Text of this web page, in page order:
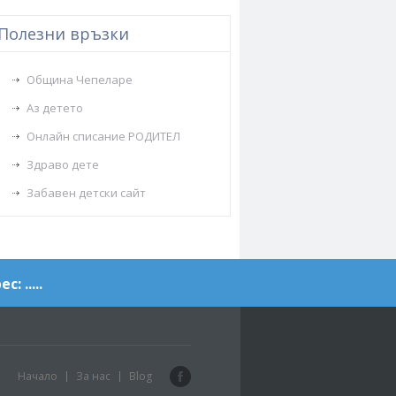
връзки
Община Чепеларе
Аз детето
Онлайн списание РОДИТЕЛ
Здраво дете
Забавен детски сайт
.....
Начало За нас Blog